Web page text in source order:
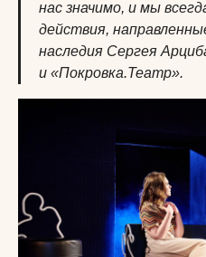
нас значимо, и мы
действия,
наследия Сергея
и «Покровка.Театр».